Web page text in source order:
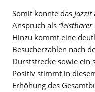
Somit konnte das Jazzit
Anspruch als
Hinzu kommt eine
Besucherzahlen nach
Durststrecke sowie ein
Positiv stimmt in
Erhöhung des